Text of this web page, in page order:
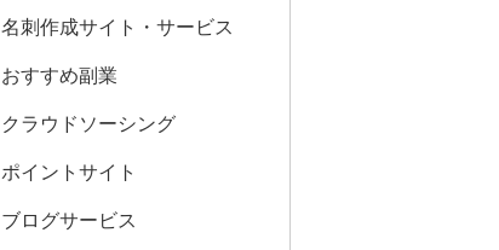
名刺作成サイト・サービス
おすすめ副業
クラウドソーシング
ポイントサイト
ブログサービス